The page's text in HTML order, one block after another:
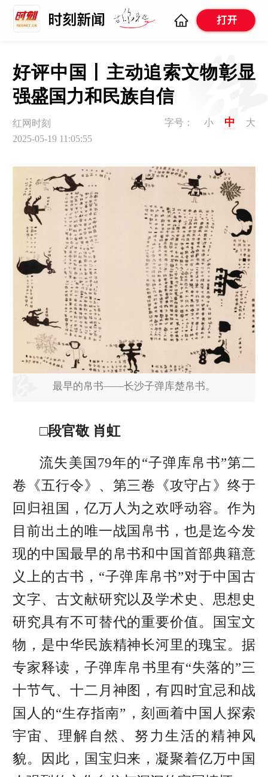
好评中国丨主动追索文物彰显
强盛国力和民族自信
红网时刻
2025-05-19 11:05:55
字号： 小 中 大
最早的帛书——长沙子弹库楚帛书。
□段官敬 肖虹
流失美国79年的“子弹库帛书”第二
卷《五行令》、第三卷《攻守占》终于
回归祖国，亿万人为之欢呼动容。作为
目前出土的唯一战国帛书，也是迄今发
现的中国最早的帛书和中国首部典籍意
义上的古书， “子弹库帛书”对于中国古
文字、古文献研究以及学术史、思想史
研究具有不可替代的重要价值。
国宝文
物，是中华民族精神长河里的瑰宝。据
专家释读，子弹库帛书里有“失落的”三
十节气、十二月神图，有四时宜忌和战
国人的“生存指南”， 刻画着中国人探索
宇宙、理解自然、努力生活的精神风
貌。因此，国宝归来，凝聚着亿万中国